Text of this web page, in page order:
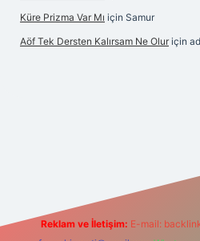
Küre Prizma Var Mı için Samur
Aöf Tek Dersten Kalırsam Ne Olur için
Reklam ve İletişim: E-mail: